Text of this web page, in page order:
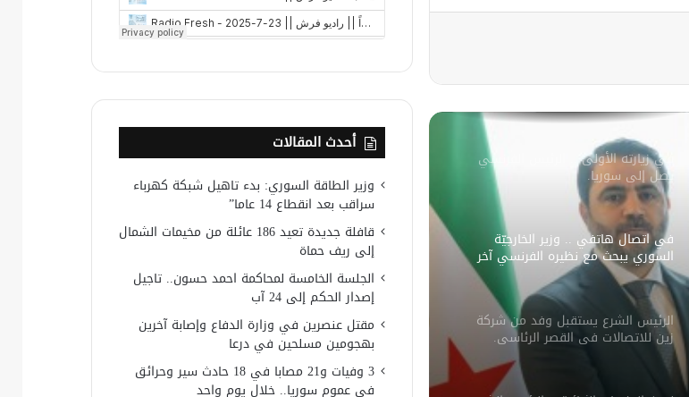
شخص أثناء ملاحقته في دمشق
دمشق
في زيارته الأولى .. الرئيس الفرنسي
يصل إلى سوريا.
في اتصال هاتفي .. وزير الخارجيّة
السوري يبحث مع نظيره الفرنسي آخر
التطورات.
الرئيس الشرع يستقبل وفد من شركة
زين للاتصالات في القصر الرئاسي.
أحدث المقالات
وزير الطاقة السوري: بدء تاهيل شبكة كهرباء
سراقب بعد انقطاع 14 عاما”
قافلة جديدة تعيد 186 عائلة من مخيمات الشمال
إلى ريف حماة
الجلسة الخامسة لمحاكمة احمد حسون.. تاجيل
إصدار الحكم إلى 24 آب
مقتل عنصرين في وزارة الدفاع وإصابة آخرين
بهجومين مسلحين في درعا
3 وفيات و21 مصابا في 18 حادث سير وحرائق
في عموم سوريا.. خلال يوم واحد